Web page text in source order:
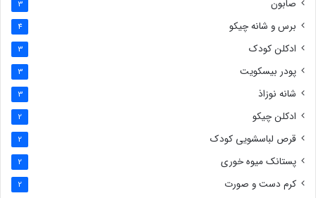
صابون 3
برس و شانه چیکو 4
ادکلن کودک 3
پودر بیسکویت 3
شانه نوزاذ 3
ادکلن چیکو 2
قرص لباسشویی کودک 2
پستانک میوه خوری 2
کرم دست و صورت 2